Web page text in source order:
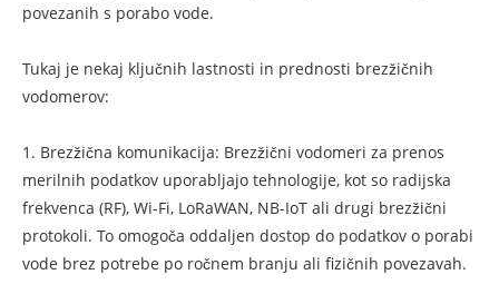
povezanih s porabo vode.
Tukaj je nekaj ključnih lastnosti in prednosti brezžičnih
vodomerov:
1. Brezžična komunikacija: Brezžični vodomeri za prenos
merilnih podatkov uporabljajo tehnologije, kot so radijska
frekvenca (RF), Wi-Fi, LoRaWAN, NB-IoT ali drugi brezžični
protokoli. To omogoča oddaljen dostop do podatkov o porabi
vode brez potrebe po ročnem branju ali fizičnih povezavah.